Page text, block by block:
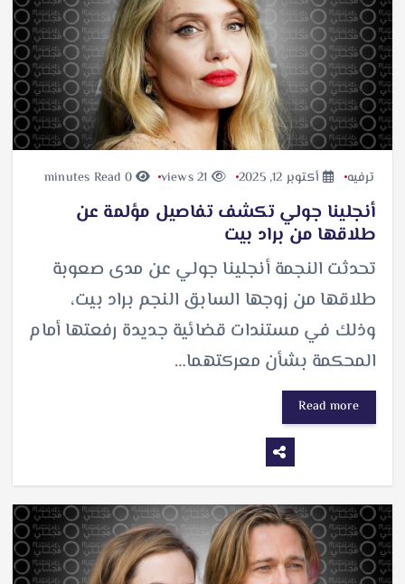
ترفيه أكتوبر 12, 2025 0 minutes Read
أنجلينا جولي تكشف تفاصيل مؤلمة عن
طلاقها من براد بيت
تحدثت النجمة أنجلينا جولي عن مدى صعوبة
طلاقها من زوجها السابق النجم براد بيت،
وذلك في مستندات قضائية جديدة رفعتها أمام
المحكمة بشأن معركتهما…
Read more